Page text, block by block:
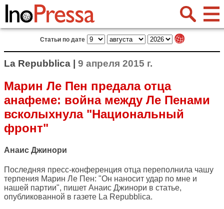
Статьи по дате
La Repubblica | 9 апреля 2015 г.
Марин Ле Пен предала отца
анафеме: война между Ле Пенами
всколыхнула "Национальный
фронт"
Анаис Джинори
Последняя пресс-конференция отца переполнила чашу
терпения Марин Ле Пен: "Он наносит удар по мне и
нашей партии", пишет Анаис Джинори в статье,
опубликованной в газете La Repubblica.